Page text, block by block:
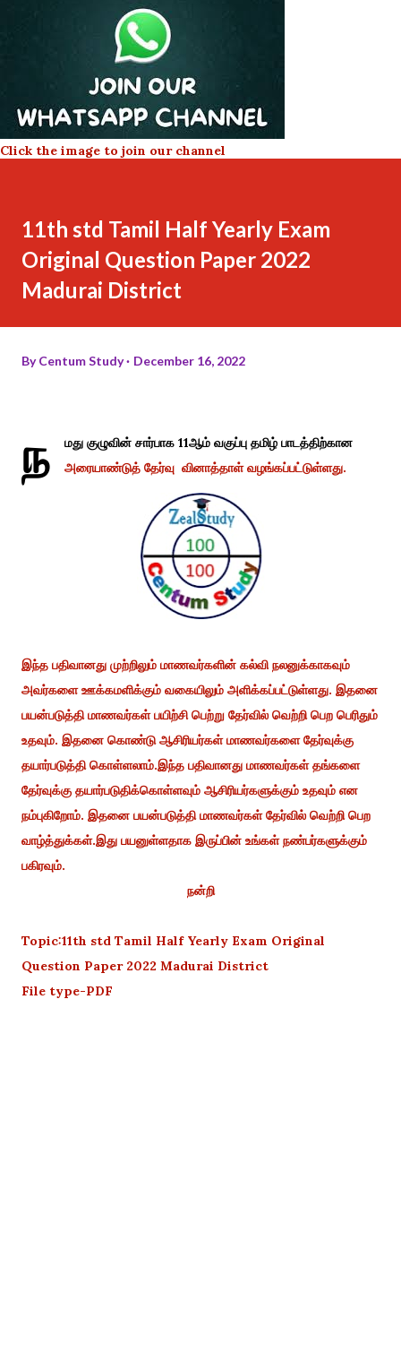
Click the image to join our channel
11th std Tamil Half Yearly Exam
Original Question Paper 2022
Madurai District
ByCentum Study December 16, 2022
ந
மது குழுவின் சார்பாக 11ஆம் வகுப்பு தமிழ் பாடத்திற்கான
அரையாண்டுத் தேர்வு வினாத்தாள் வழங்கப்பட்டுள்ளது.
இந்த பதிவானது முற்றிலும் மாணவர்களின் கல்வி நலனுக்காகவும்
அவர்களை ஊக்கமளிக்கும் வகையிலும் அளிக்கப்பட்டுள்ளது. இதனை
பயன்படுத்தி மாணவர்கள் பயிற்சி பெற்று தேர்வில் வெற்றி பெற பெரிதும்
உதவும். இதனை கொண்டு ஆசிரியர்கள் மாணவர்களை தேர்வுக்கு
தயார்படுத்தி கொள்ளலாம்.இந்த பதிவானது மாணவர்கள் தங்களை
தேர்வுக்கு தயார்படுதிக்கொள்ளவும் ஆசிரியர்களுக்கும் உதவும் என
நம்புகிறோம். இதனை பயன்படுத்தி மாணவர்கள் தேர்வில் வெற்றி பெற
வாழ்த்துக்கள்.இது பயனுள்ளதாக இருப்பின் உங்கள் நண்பர்களுக்கும்
பகிரவும்.
நன்றி
Topic:11th std Tamil Half Yearly Exam Original
Question Paper 2022 Madurai District
File type-PDF